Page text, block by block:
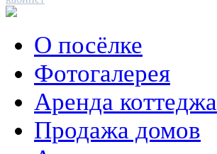
О посёлке
Фотогалерея
Аренда коттеджа
Продажа домов